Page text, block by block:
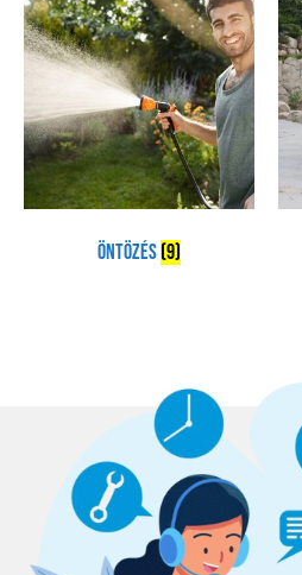
Öntözés(9)